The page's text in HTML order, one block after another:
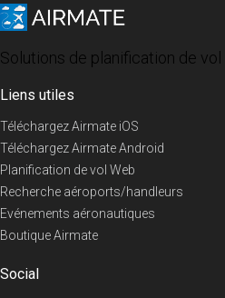
Solutions de planification de vol
Liens utiles
Téléchargez Airmate iOS
Téléchargez Airmate Android
Planification de vol Web
Recherche aéroports/handleurs
Evénements aéronautiques
Boutique Airmate
Social